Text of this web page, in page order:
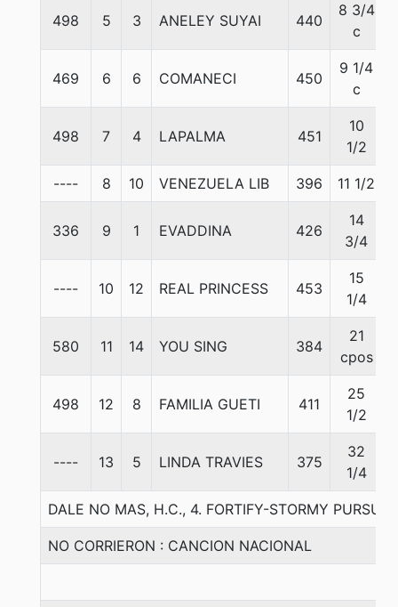
498 5 3 ANELEY SUYAI 440
8 3/4
c
469 6 6 COMANECI 450
9 1/4
c
498 7 4 LAPALMA 451
10
1/2
---- 8 10 VENEZUELA LIB 396 11 1/2
336 9 1 EVADDINA 426
14
3/4
---- 10 12 REAL PRINCESS 453
15
1/4
580 11 14 YOU SING 384
21
cpos
498 12 8 FAMILIA GUETI 411
25
1/2
---- 13 5 LINDA TRAVIES 375
32
1/4
DALE NO MAS, H.C., 4. FORTIFY-STORMY
NO CORRIERON : CANCION NACIONAL